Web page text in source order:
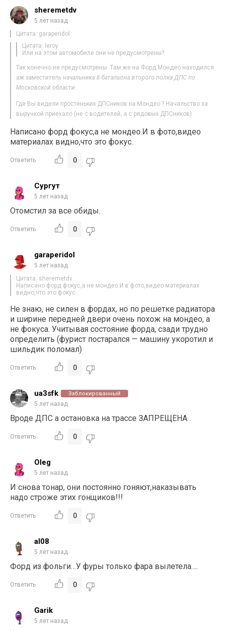
sheremetdv
5 лет назад
Цитата: garaperidol
Цитата: leroy
Или на этом автомобиле они не предусмотрены?
Так конечно не предусмотрены. Там же на Форд Мондео находился
ажзаместитель начальника 8 батальона второго полка ДПС по
Московской области.
Где Вы видели простеньких ДПСников на Мондео ? Начальство за
выручкой приехало (не с водителей, а с рядовых ДПСников)
Написано форд фокус,а не мондео.И в фото,видео
материалах видно,что это фокус.
Ответить 0
Сургут
5 лет назад
Отомстил за все обиды.
Ответить 0
garaperidol
5 лет назад
Цитата: sheremetdv
Написано форд фокус,а не мондео.И в фото,видео материалах
видно,что это фокус.
Не знаю, не силен в фордах, но по решетке радиатора
и ширине передней двери очень похож на мондео, а
не фокуса. Учитывая состояние форда, сзади трудно
определить (фурист постарался — машину укоротил и
шильдик поломал)
Ответить 0
ua3sfk Заблокированный
5 лет назад
Вроде ДПС а остановка на трассе ЗАПРЕЩЕНА .
Ответить 0
Oleg
5 лет назад
И снова тонар, они постоянно гоняют,наказывать
надо строже этих гонщиков!!!
Ответить 0
al08
5 лет назад
Форд из фольги…У фуры только фара вылетела….
Ответить 0
Garik
5 лет назад